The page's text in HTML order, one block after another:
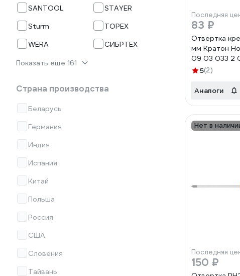
SANTOOL
STAYER
Sturm
TOPEX
WERA
СИБРТЕХ
Показать еще 161
Страна производства
Беларусь
Германия
Индия
Испания
Китай
Польша
Россия
США
Словения
Тайвань
Последняя
83 ₽
Отвертка
мм Кратон
09 03 033 2
5(2)
Аналоги
Нет в
Последняя
150 ₽